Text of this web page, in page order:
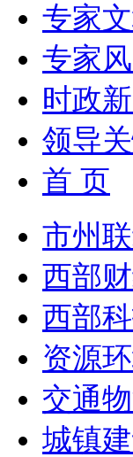
专家
专家
时政
领导
首 页
市州
西部
西部
资源
交通
城镇